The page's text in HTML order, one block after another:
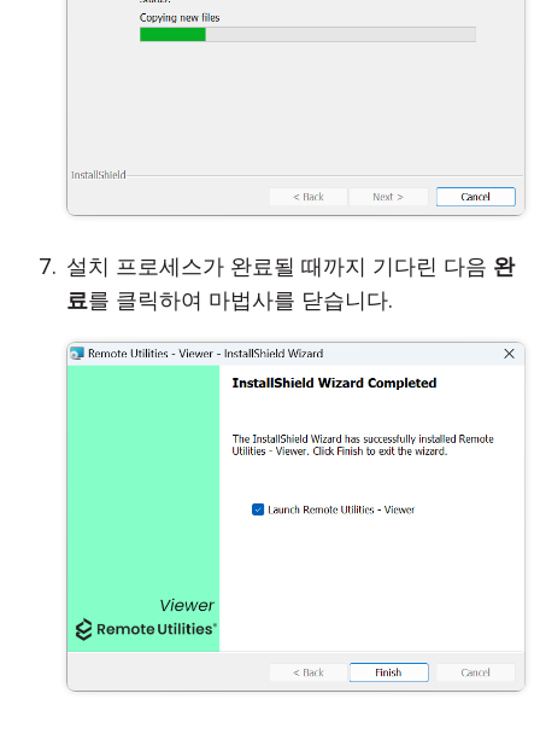
설치 프로세스가 완료될 때까지 기다린 다음 완
료를 클릭하여 마법사를 닫습니다.